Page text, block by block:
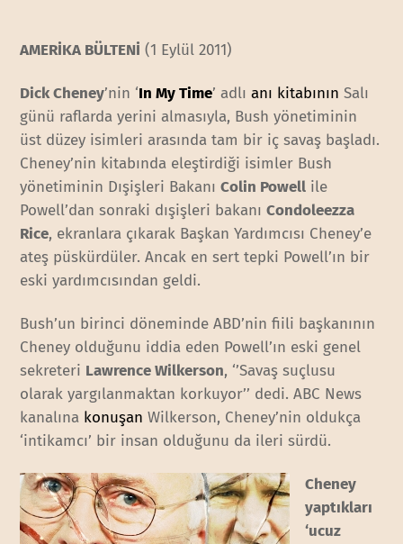
AMERİKA BÜLTENİ (1 Eylül 2011)
Dick Cheney’nin ‘In My Time’ adlıanı kitabının Salı
günü raflarda yerini almasıyla, Bush yönetiminin
üst düzey isimleri arasında tam bir iç savaş başladı.
Cheney’nin kitabında eleştirdiği isimler Bush
yönetiminin Dışişleri BakanıColin Powell ile
Powell’dan sonraki dışişleri bakanıCondoleezza
Rice, ekranlara çıkarak Başkan Yardımcısı Cheney’e
ateş püskürdüler. Ancak en sert tepki Powell’ın bir
eski yardımcısından geldi.
Bush’un birinci döneminde ABD’nin fiili başkanının
Cheney olduğunu iddia eden Powell’ın eski genel
sekreteri Lawrence Wilkerson, ‘’Savaş suçlusu
olarak yargılanmaktan korkuyor’’ dedi. ABC News
kanalına konuşan Wilkerson, Cheney’nin oldukça
‘intikamcı’ bir insan olduğunu da ileri sürdü.
Cheney
yaptıkları
‘ucuz